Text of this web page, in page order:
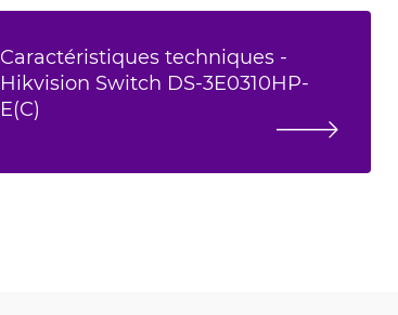
Caractéristiques techniques -
Hikvision Switch DS-3E0310HP-
E(C)